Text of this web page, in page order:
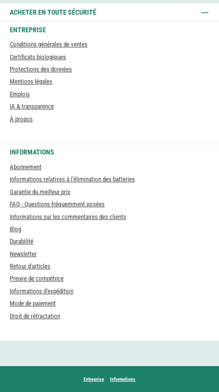
ACHETER EN TOUTE SÉCURITÉ
ENTREPRISE
Conditions générales de ventes
Certificats biologiques
Protections des données
Mentions légales
Emplois
IA & transparence
À propos
INFORMATIONS
Abonnement
Informations relatives à l'élimination des batteries
Garantie du meilleur prix
FAQ - Questions fréquemment posées
Informations sur les commentaires des clients
Blog
Durabilité
Newsletter
Retour d'articles
Preuve de compétnce
Informations d'expédition
Mode de paiement
Droit de rétractation
Entreprise Informations